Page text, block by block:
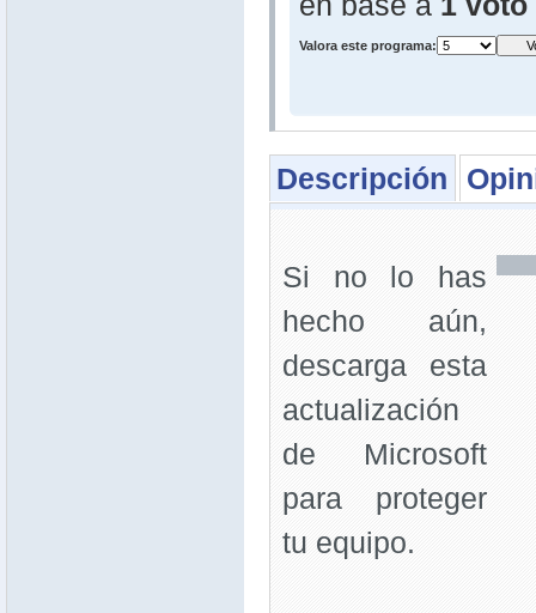
Valora este programa:
Descripción
Si no lo has
hecho aún,
descarga esta
actualización
de Microsoft
para proteger
tu equipo.